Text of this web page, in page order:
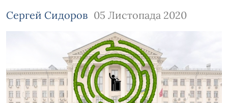
Сергей Сидоров 05 Листопада 2020
Зображення завантажується